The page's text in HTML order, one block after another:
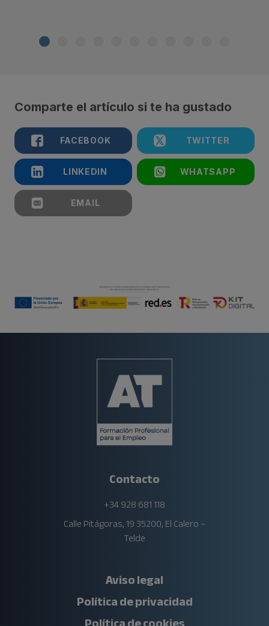
Comparte el artículo si te ha gustado
FACEBOOK TWITTER
LINKEDIN WHATSAPP
EMAIL
Contacto
+34 928 681 118
Calle Pitágoras, 19 35200, El Calero –
Telde
Aviso legal
Política de privacidad